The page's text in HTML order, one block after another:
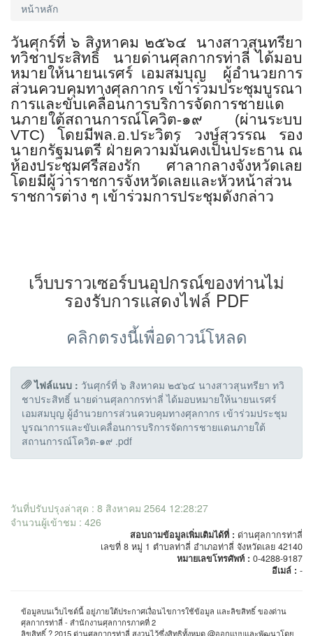
หน้าหลัก
วันศุกร์ที่๖ สิงหาคม ๒๕๖๔ นางสาวสุนทรียา
ทวิชาประสิทธิ์
นายด่านศุลกากรท่าลี่ ได้มอบ
หมายให้นายนเรศร์ เอมสมบุญ
ผู้อำนวยการ
ส่วนควบคุมทางศุลกากร เข้าร่วมประชุมบูรณา
การและขับเคลื่อนการบริการจัดการชายแด
นภายใต้สถานการณ์โควิต-๑๙ (ผ่านระบบ
VTC)โดยมีพล.อ.ประวิตร วงษ์สุวรรณ
รอง
นายกรัฐมนตรี ฝ่ายความมั่นคงเป็นประธาน ณ
ห้องประชุมศรีสองรัก ศาลากลางจังหวัดเลย
โดยมีผู้ว่าราชการจังหวัดเลยและหัวหน้าส่วน
ราชการต่าง ๆ เข้าร่วมการประชุมดังกล่าว
เว็บบราวเซอร์บนอุปกรณ์ของท่านไม่
รองรับการแสดงไฟล์ PDF
คลิกตรงนี้เพื่อดาวน์โหลด
ไฟล์แนบ : วันศุกร์ที่ ๖ สิงหาคม ๒๕๖๔ นางสาวสุนทรียา ทวิ
ชาประสิทธิ์ นายด่านศุลกากรท่าลี่ ได้มอบหมายให้นายนเรศร์
เอมสมบุญ ผู้อำนวยการส่วนควบคุมทางศุลกากร เข้าร่วมประชุม
บูรณาการและขับเคลื่อนการบริการจัดการชายแดนภายใต้
สถานการณ์โควิต-๑๙ .pdf
วันที่ปรับปรุงล่าสุด : 8 สิงหาคม 2564 12:28:27
จำนวนผู้เข้าชม : 426
สอบถามข้อมูลเพิ่มเติมได้ที่ : ด่านศุลกากรท่าลี่
เลขที่ 8 หมู่ 1 ตำบลท่าลี่ อำเภอท่าลี่ จังหวัดเลย 42140
หมายเลขโทรศัพท์ : 0-4288-9187
อีเมล์ : -
ข้อมูลบนเว็บไซต์นี้ อยู่ภายใต้ประกาศเงื่อนไขการใช้ข้อมูล และลิขสิทธิ์ ของด่าน
ศุลกากรท่าลี่ - สำนักงานศุลกากรภาคที่ 2
ลิขสิทธิ์ ? 2015 ด่านศุลกากรท่าลี่ สงวนไว้ซึ่งสิทธิทั้งหมด @ออกแบบและพัฒนาโดย